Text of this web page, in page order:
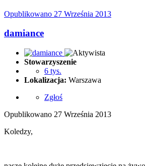
Opublikowano 27 Września 2013
damiance
Stowarzyszenie
6 tys.
Lokalizacja: Warszawa
Zgłoś
Opublikowano 27 Września 2013
Koledzy,